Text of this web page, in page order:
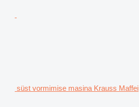
süst vormimise masina Krauss Maffei